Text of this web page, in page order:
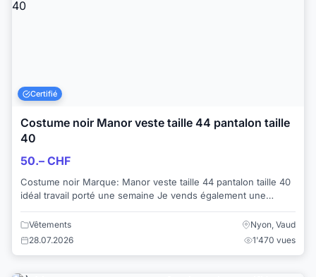
Certifié
Costume noir Manor veste taille 44 pantalon taille
40
50.– CHF
Costume noir Marque: Manor veste taille 44 pantalon taille 40
idéal travail porté une semaine Je vends également une
Vêtements
Nyon, Vaud
28.07.2026
1'470 vues